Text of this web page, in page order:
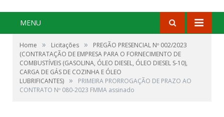
MENU
Home » Licitações »
PREGÃO PRESENCIAL Nº 002/2023
(CONTRATAÇÃO DE EMPRESA PARA O FORNECIMENTO DE
COMBUSTÍVEIS (GASOLINA, ÓLEO DIESEL, ÓLEO DIESEL S-10),
CARGA DE GÁS DE COZINHA E ÓLEO
LUBRIFICANTES) »
PRIMEIRA PRORROGAÇÃO DE PRAZO AO
CONTRATO Nº 080-2023 FMMA assinado